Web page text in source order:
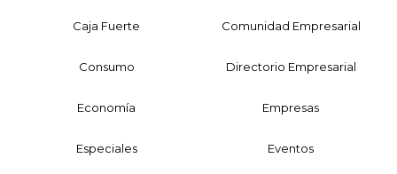
Caja Fuerte Comunidad Empresarial
Consumo Directorio Empresarial
Economía Empresas
Especiales Eventos